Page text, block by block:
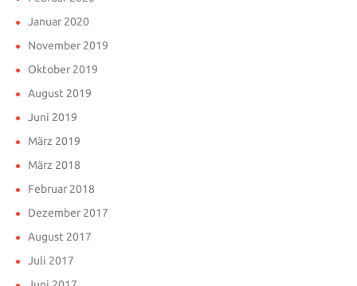
Januar 2020
November 2019
Oktober 2019
August 2019
Juni 2019
März 2019
März 2018
Februar 2018
Dezember 2017
August 2017
Juli 2017